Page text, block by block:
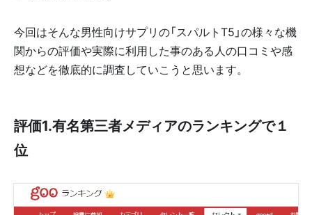
今回はそんな男性向けサプリの「スパルトT5」の様々な機
関からの評価や実際に利用した事のある人の口コミや感
想などを徹底的に調査していこうと思います。
評価1.有名第三者メディアのランキングで１
位